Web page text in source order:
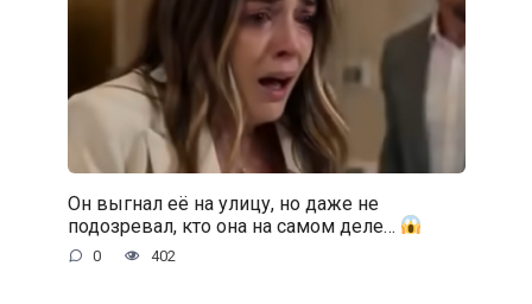
Он выгнал её на улицу, но даже не
подозревал, кто она на самом деле…
0 402